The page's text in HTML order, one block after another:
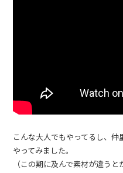
こんな大人でもやってるし、
やってみました。
（この期に及んで素材が違う